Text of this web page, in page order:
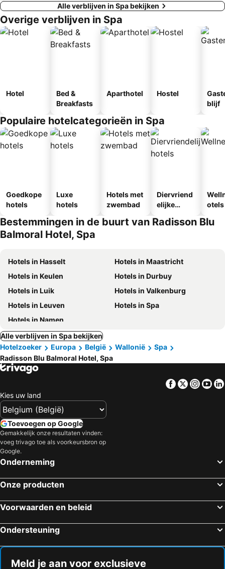
Alle verblijven in Spa bekijken
Overige verblijven in Spa
Hotel
Bed &
Breakfasts
Aparthotel Hostel
blijf
Populaire hotelcategorieën in Spa
Goedkope
hotels
Luxe
hotels
Hotels met
zwembad
Diervriend
elijke
otels
Bestemmingen in de buurt van Radisson Blu
Balmoral Hotel, Spa
Hotels in Hasselt
Hotels in Maastricht
Hotels in Keulen
Hotels in Durbuy
Hotels in Luik
Hotels in Valkenburg
Hotels in Leuven
Hotels in Spa
Hotels in Namen
Alle verblijven in Spa bekijken
Hotelzoeker
Europa België Wallonië
Spa
Radisson Blu Balmoral Hotel, Spa
Facebook
Twitter
Kies uw land
Toevoegen op Google
Gemakkelijk onze resultaten vinden:
voeg trivago toe als voorkeursbron op
Google.
Onderneming
Onze producten
Voorwaarden en beleid
Ondersteuning
Meld je aan voor exclusieve